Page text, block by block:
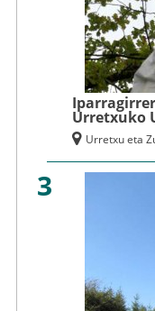
Urretxuko
Urretxu eta
3